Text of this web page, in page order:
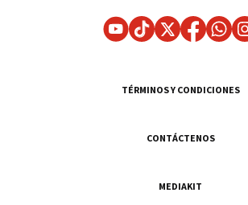
TÉRMINOS Y CONDICIONES
CONTÁCTENOS
MEDIAKIT